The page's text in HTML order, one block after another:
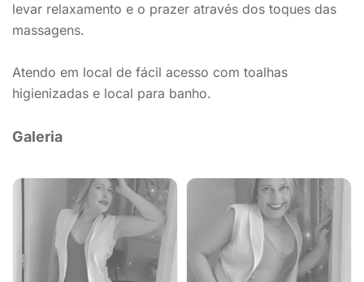
levar relaxamento e o prazer através dos toques das
massagens.
Atendo em local de fácil acesso com toalhas
higienizadas e local para banho.
Galeria